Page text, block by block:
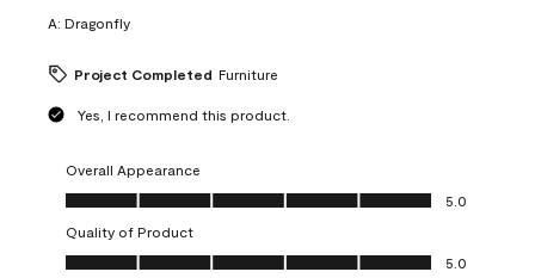
A: Dragonfly
Project Completed Furniture
Yes, I recommend this product.
Overall Appearance
Overall Appearance, 5.0 out of 5
5.0
Quality of Product
Quality of Product, 5.0 out of 5
5.0